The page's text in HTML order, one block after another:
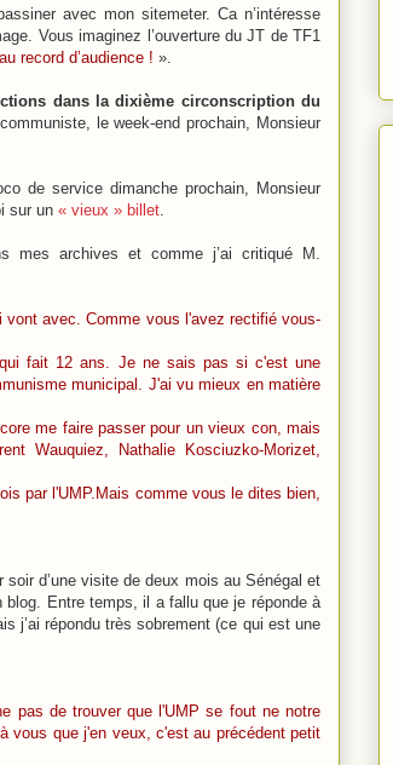
avec mon sitemeter. Ca n’intéresse
Vous imaginez l’ouverture du JT de TF1
record d’audience ! ».
dans la dixième circonscription du
le week-end prochain, Monsieur
de service dimanche prochain, Monsieur
sur un « vieux » billet
mes archives et comme j’ai critiqué M.
avec. Comme vous l'avez rectifié vous-
fait 12 ans. Je ne sais pas si c'est une
municipal. J'ai vu mieux en matière
me faire passer pour un vieux con, mais
Wauquiez, Nathalie Kosciuzko-Morizet,
par l'UMP.Mais comme vous le dites bien,
soir d’une visite de deux mois au Sénégal et
blog. Entre temps, il a fallu que je réponde à
j’ai répondu très sobrement (ce qui est une
pas de trouver que l'UMP se fout ne notre
vous que j'en veux, c'est au précédent petit